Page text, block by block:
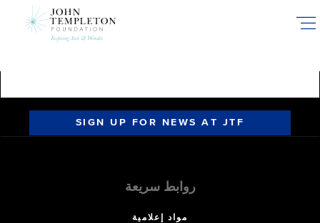
SIGN UP FOR NEWS AT JTF
روابط سريعة
مواد إعلامية